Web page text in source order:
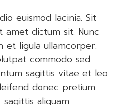
euismod lacinia. Sit
amet dictum sit. Nunc
et ligula ullamcorper.
commodo sed
sagittis vitae et leo
donec pretium
aliquam